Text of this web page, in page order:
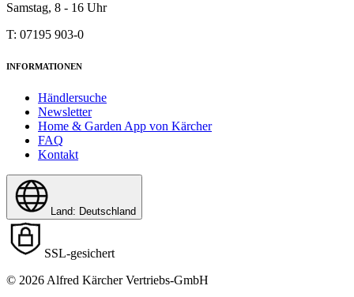
Samstag, 8 - 16 Uhr
T: 07195 903-0
INFORMATIONEN
Händlersuche
Newsletter
Home & Garden App von Kärcher
FAQ
Kontakt
Land: Deutschland
SSL-gesichert
© 2026 Alfred Kärcher Vertriebs-GmbH